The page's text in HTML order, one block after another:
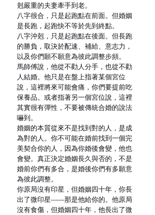
剋嚴重的夫妻牽手到老。
八字很合，只是起跑點在前面。但婚姻
是長跑，起跑快不等於先到終點。
八字沖剋，只是起跑點在後面。但長跑
的勝負，取決於配速、補給、意志力，
以及你們願不願意為彼此調整步頻。
馬師傅說，他從不勸人分手，也從不勸
人結婚。他只是在盤上指著某個宮位
說，這裡將來可能會痛，你們要提前吃
保養品。或者指著另一個宮位說，這裡
其實很有彈性，不要被傳統合婚的說法
嚇到。
婚姻的本質從來不是找到對的人，是成
為對的人。你不可能在婚前找到一個完
美契合你的人，因為你婚後會變，他也
會變。真正決定婚姻長久與否的，不是
婚前你們有多合，是婚後你們有多願意
為彼此調整。
你原局沒有印星，但婚姻四十年，你長
出了微印星——那是他給你的。他原局
沒有食傷，但婚姻四十年，他長出了微